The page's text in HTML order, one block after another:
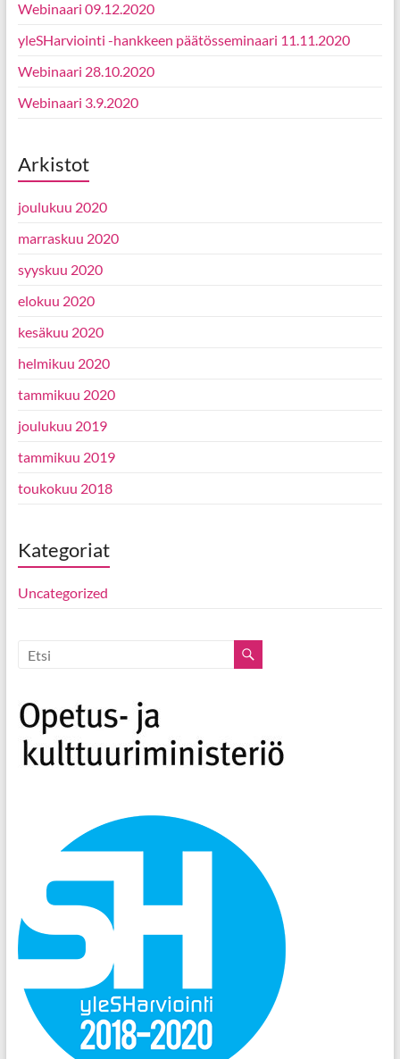
Webinaari 09.12.2020
yleSHarviointi -hankkeen päätösseminaari 11.11.2020
Webinaari 28.10.2020
Webinaari 3.9.2020
Arkistot
joulukuu 2020
marraskuu 2020
syyskuu 2020
elokuu 2020
kesäkuu 2020
helmikuu 2020
tammikuu 2020
joulukuu 2019
tammikuu 2019
toukokuu 2018
Kategoriat
Uncategorized